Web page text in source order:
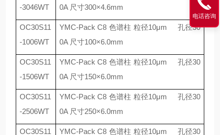
-3046WT
0A 尺寸300×4.6mm
OC30S11
-1006WT
YMC-Pack C8 色谱柱 粒径10μm 孔径30
0A 尺寸100×6.0mm
OC30S11
-1506WT
YMC-Pack C8 色谱柱 粒径10μm 孔径30
0A 尺寸150×6.0mm
OC30S11
-2506WT
YMC-Pack C8 色谱柱 粒径10μm 孔径30
0A 尺寸250×6.0mm
OC30S11
YMC-Pack C8 色谱柱 粒径10μm 孔径30
电话咨询